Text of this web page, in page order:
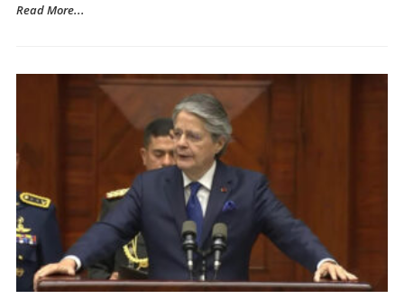
Read More...